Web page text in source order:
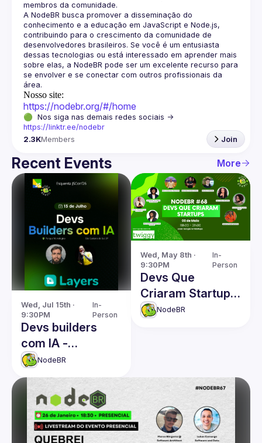
A NodeBR busca promover a disseminação do
conhecimento e a educação em JavaScript e Node.js,
contribuindo para o crescimento da comunidade de
desenvolvedores brasileiros. Se você é um entusiasta
dessas tecnologias ou está interessado em aprender mais
sobre elas, a NodeBR pode ser um excelente recurso para
se envolver e se conectar com outros profissionais da
Nosso site:
https://nodebr.org/#/home
https://linktr.ee/nodebr
2.3KMembers Join
Recent Events More
Wed, Jul 15th ·
9:30PM
In-
Person
Devs builders
com IA -
Esquenta
JSConfBR
NodeBR
Wed, May 8th ·
9:30PM
In-
Person
Devs Que
Criaram Startups
🚀 NodeBR